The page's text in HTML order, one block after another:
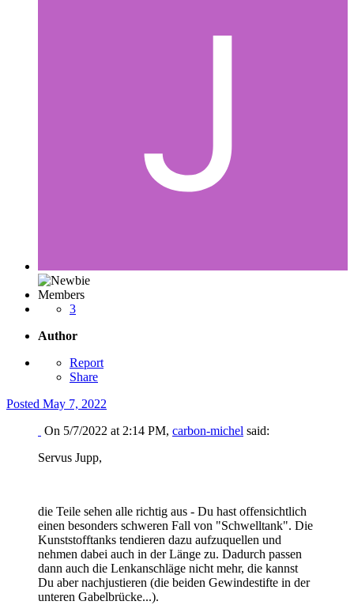
Members
3
Author
Report
Share
Posted May 7, 2022
On 5/7/2022 at 2:14 PM, carbon-michel said:
Servus Jupp,
die Teile sehen alle richtig aus - Du hast offensichtlich
einen besonders schweren Fall von "Schwelltank". Die
Kunststofftanks tendieren dazu aufzuquellen und
nehmen dabei auch in der Länge zu. Dadurch passen
dann auch die Lenkanschläge nicht mehr, die kannst
Du aber nachjustieren (die beiden Gewindestifte in der
unteren Gabelbrücke...).